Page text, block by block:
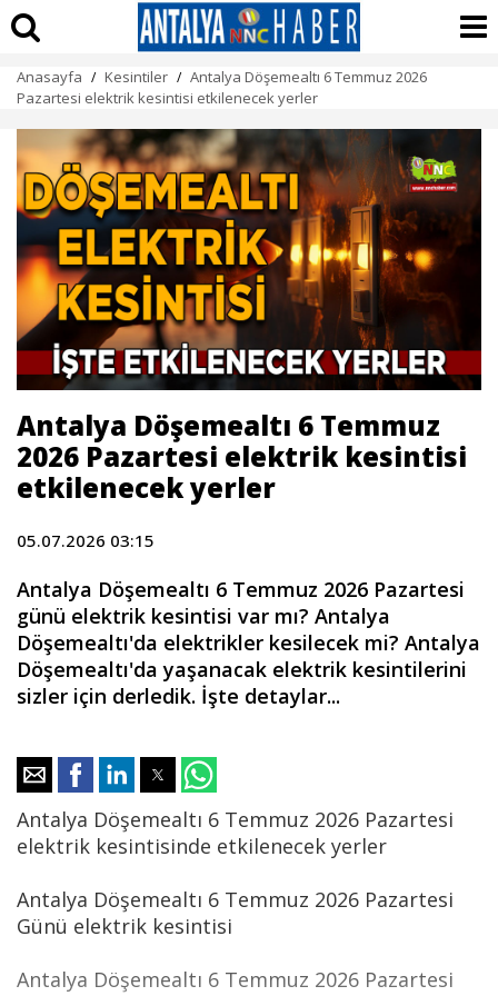
Anasayfa / Kesintiler / Antalya Döşemealtı 6 Temmuz 2026
Pazartesi elektrik kesintisi etkilenecek yerler
Antalya Döşemealtı 6 Temmuz
2026 Pazartesi elektrik kesintisi
etkilenecek yerler
05.07.2026 03:15
Antalya Döşemealtı 6 Temmuz 2026 Pazartesi
günü elektrik kesintisi var mı? Antalya
Döşemealtı'da elektrikler kesilecek mi? Antalya
Döşemealtı'da yaşanacak elektrik kesintilerini
sizler için derledik. İşte detaylar...
Antalya Döşemealtı 6 Temmuz 2026 Pazartesi
elektrik kesintisinde etkilenecek yerler
Antalya Döşemealtı 6 Temmuz 2026 Pazartesi
Günü elektrik kesintisi
Antalya Döşemealtı 6 Temmuz 2026 Pazartesi